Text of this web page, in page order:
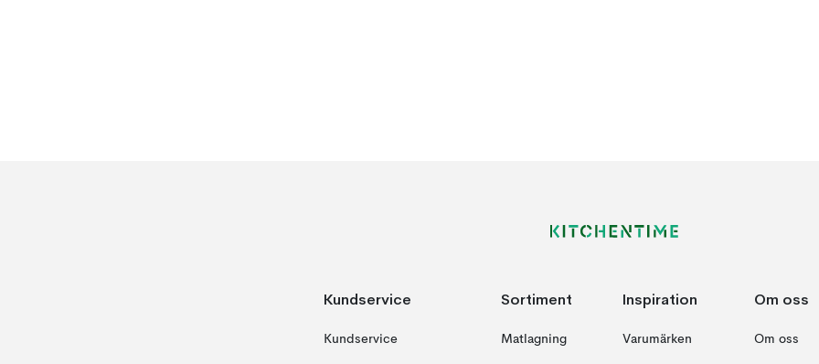
Kundservice
Kundservice
Sortiment
Matlagning
Inspiration
Varumärken
Om oss
Om oss